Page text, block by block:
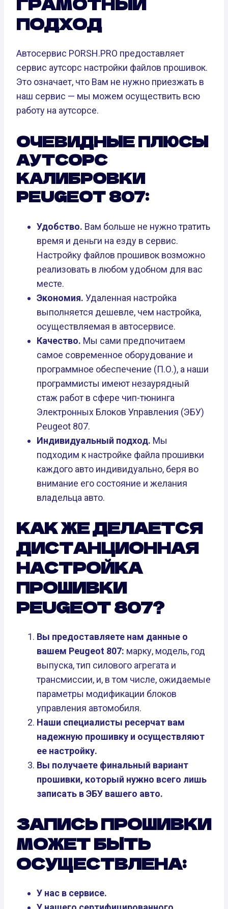
ПОДХОД
Автосервис PORSH.PRO предоставляет
сервис аутсорс настройки файлов прошивок.
Это означает, что Вам не нужно приезжать в
наш сервис — мы можем осуществить всю
работу на аутсорсе.
ОЧЕВИДНЫЕ ПЛЮСЫ
АУТСОРС
КАЛИБРОВКИ
PEUGEOT 807:
Удобство. Вам больше не нужно тратить
время и деньги на езду в сервис.
Настройку файлов прошивок возможно
реализовать в любом удобном для вас
месте.
Экономия. Удаленная настройка
выполняется дешевле, чем настройка,
осуществляемая в автосервисе.
Качество. Мы сами предпочитаем
самое современное оборудование и
программное обеспечение (П.О.), а наши
программисты имеют незаурядный
стаж работ в сфере чип-тюнинга
Электронных Блоков Управления (ЭБУ)
Peugeot 807.
Индивидуальный подход. Мы
подходим к настройке файла прошивки
каждого авто индивидуально, беря во
внимание его состояние и желания
владельца авто.
КАК ЖЕ ДЕЛАЕТСЯ
ДИСТАНЦИОННАЯ
НАСТРОЙКА
ПРОШИВКИ
PEUGEOT 807?
Вы предоставляете нам данные о
вашем Peugeot 807: марку, модель, год
выпуска, тип силового агрегата и
трансмиссии, и, в том числе, ожидаемые
параметры модификации блоков
управления автомобиля.
Наши специалисты ресерчат вам
надежную прошивку и осуществляют
ее настройку.
Вы получаете финальный вариант
прошивки, который нужно всего лишь
записать в ЭБУ вашего авто.
ЗАПИСЬ ПРОШИВКИ
МОЖЕТ БЫТЬ
ОСУЩЕСТВЛЕНА:
У нас в сервисе.